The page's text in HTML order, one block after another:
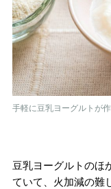
手軽に豆乳ヨーグルトが
豆乳ヨーグルトのほ
ていて、火加減の難